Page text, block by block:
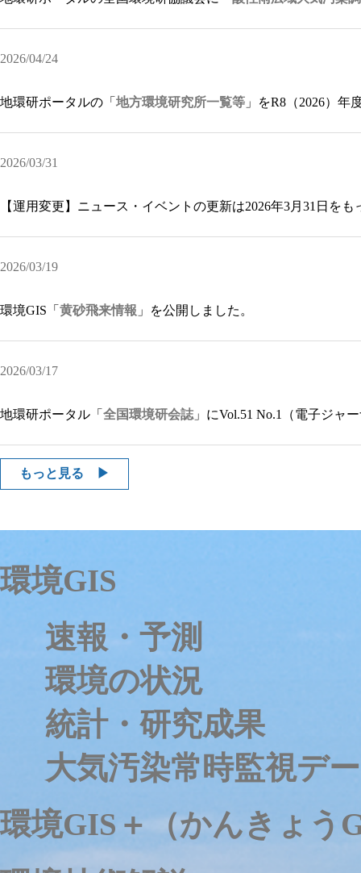
2026/04/24
地環研ポータルの「 地方環境研究所一覧等 」をR8（2026）年
2026/03/31
【運用変更】ニュース・イベントの更新は2026年3月31日を
2026/03/19
環境GIS「 黄砂飛来情報 」を公開しました。
2026/03/17
地環研ポータル「 全国環境研会誌 」にVol.51 No.1（電子ジャ
もっと見る
環境GIS
速報・予測
環境の状況
統計・研究成果
大気汚染常時監視デ
環境GIS＋（かんきょう